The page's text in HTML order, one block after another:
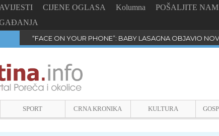
CIJENE OGLASA Kolumna
POŠALJITE
“FACE ON YOUR PHONE”: BABY LASAGNA OBJAVIO
SPORT CRNA KRONIKA KULTURA